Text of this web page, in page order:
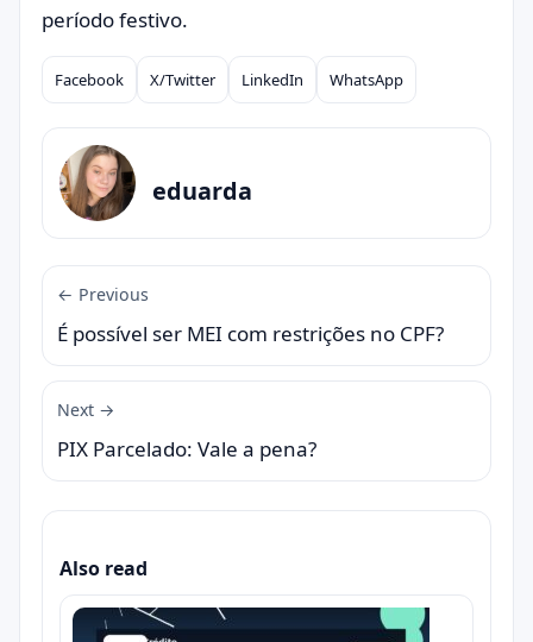
período festivo.
Compartilhar
Facebook X/Twitter LinkedIn WhatsApp
eduarda
← Previous
É possível ser MEI com restrições no CPF?
Next →
PIX Parcelado: Vale a pena?
Also read